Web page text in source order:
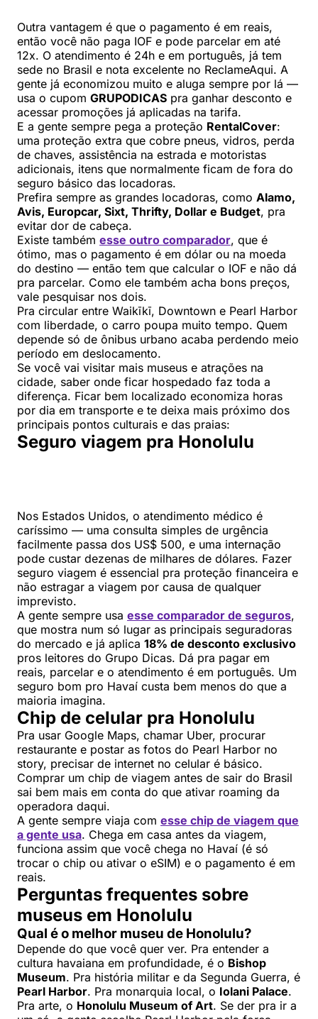
Outra vantagem é que o pagamento é em reais,
então você não paga IOF e pode parcelar em até
12x. O atendimento é 24h e em português, já tem
sede no Brasil e nota excelente no ReclameAqui. A
gente já economizou muito e aluga sempre por lá —
usa o cupom GRUPODICAS pra ganhar desconto e
acessar promoções já aplicadas na tarifa.
E a gente sempre pega a proteção RentalCover:
uma proteção extra que cobre pneus, vidros, perda
de chaves, assistência na estrada e motoristas
adicionais, itens que normalmente ficam de fora do
seguro básico das locadoras.
Prefira sempre as grandes locadoras, como Alamo,
Avis, Europcar, Sixt, Thrifty, Dollar e Budget, pra
evitar dor de cabeça.
Existe também esse outro comparador, que é
ótimo, mas o pagamento é em dólar ou na moeda
do destino — então tem que calcular o IOF e não dá
pra parcelar. Como ele também acha bons preços,
vale pesquisar nos dois.
Pra circular entre Waikīkī, Downtown e Pearl Harbor
com liberdade, o carro poupa muito tempo. Quem
depende só de ônibus urbano acaba perdendo meio
período em deslocamento.
Se você vai visitar mais museus e atrações na
cidade, saber onde ficar hospedado faz toda a
diferença. Ficar bem localizado economiza horas
por dia em transporte e te deixa mais próximo dos
principais pontos culturais e das praias:
Seguro viagem pra Honolulu
Nos Estados Unidos, o atendimento médico é
caríssimo — uma consulta simples de urgência
facilmente passa dos US$ 500, e uma internação
pode custar dezenas de milhares de dólares. Fazer
seguro viagem é essencial pra proteção financeira e
não estragar a viagem por causa de qualquer
imprevisto.
A gente sempre usa esse comparador de seguros,
que mostra num só lugar as principais seguradoras
do mercado e já aplica 18% de desconto exclusivo
pros leitores do Grupo Dicas. Dá pra pagar em
reais, parcelar e o atendimento é em português. Um
seguro bom pro Havaí custa bem menos do que a
maioria imagina.
Chip de celular pra Honolulu
Pra usar Google Maps, chamar Uber, procurar
restaurante e postar as fotos do Pearl Harbor no
story, precisar de internet no celular é básico.
Comprar um chip de viagem antes de sair do Brasil
sai bem mais em conta do que ativar roaming da
operadora daqui.
A gente sempre viaja com esse chip de viagem que
a gente usa. Chega em casa antes da viagem,
funciona assim que você chega no Havaí (é só
trocar o chip ou ativar o eSIM) e o pagamento é em
reais.
Perguntas frequentes sobre
museus em Honolulu
Qual é o melhor museu de Honolulu?
Depende do que você quer ver. Pra entender a
cultura havaiana em profundidade, é o Bishop
Museum. Pra história militar e da Segunda Guerra, é
Pearl Harbor. Pra monarquia local, o Iolani Palace.
Pra arte, o Honolulu Museum of Art. Se der pra ir a